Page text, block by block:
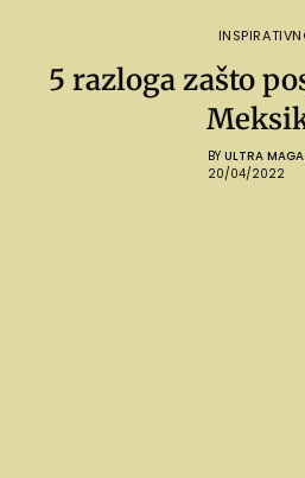
5 razloga zašto
BY ULTRA
20/04/2022